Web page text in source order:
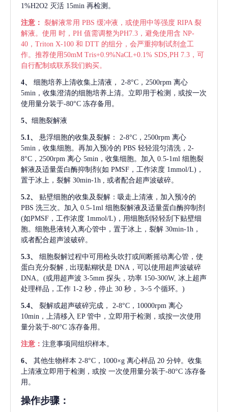
1%H2O2 灭活 15min 再检测。
注意： 裂解液常用 PBS 缓冲液，或使用中等强度 RIPA 裂
解液。使用 时，PH 值需调整为PH7.3，避免使用含 NP-
40，Triton X-100 和 DTT 的组分，会严重抑制试剂盒工
作。推荐使用50mM Tris+0.9%NaCL+0.1% SDS,PH 7.3，可
自行配制或联系我们购买。
4、 细胞培养上清收集上清液，
2-8°C，2500rpm 离心
5min，收集澄清的细胞培养上清。立即用于检测，或按一次
使用量分装于-80°C 冻存备用。
5、 细胞裂解液
5.1、 悬浮细胞的收集及裂解：
2-8°C，2500rpm 离心
5min，收集细胞。再加入预冷的 PBS 轻轻混匀清洗，2-
8°C，2500rpm 离心 5min，收集细胞。加入 0.5-1ml 细胞裂
解液及适量蛋白酶抑制剂(如 PMSF，工作浓度 1mmol/L)，
置于冰上，裂解 30min-1h , 或者配合超声波破碎。
5.2、
贴壁细胞的收集及裂解：吸走上清液，加入预冷的
PBS 洗三次。加入 0.5-1ml 细胞裂解液及适量蛋白酶抑制剂
(如PMSF，工作浓度 1mmol/L)，用细胞刮轻轻刮下贴壁细
胞。细胞悬液转入离心管中，置于冰上，裂解 30min-1h，
或者配合超声波破碎。
5.3、
细胞裂解过程中可用枪头吹打或间断摇动离心管，使
蛋白充分裂解
, 出现黏糊状是 DNA，可以使用超声波破碎
DNA。(或用超声波 3-5mm 探头，功率 150-300W, 冰上超声
处理样品，工作 1-2 秒，停止 30 秒， 3~5 个循环。)
5.4、 裂解或超声破碎完成，
2-8°C，10000rpm 离心
10min，上清移入 EP 管中，立即用于检测，或按一次使用
量分装于-80°C 冻存备用。
注意： 注意事项同组织样本。
6、 其他生物样本 2-8°C，1000×g 离心样品 20 分钟。收集
上清液立即用于检测，或按 一次使用量分装于-80°C 冻存备
用。
操作步骤：